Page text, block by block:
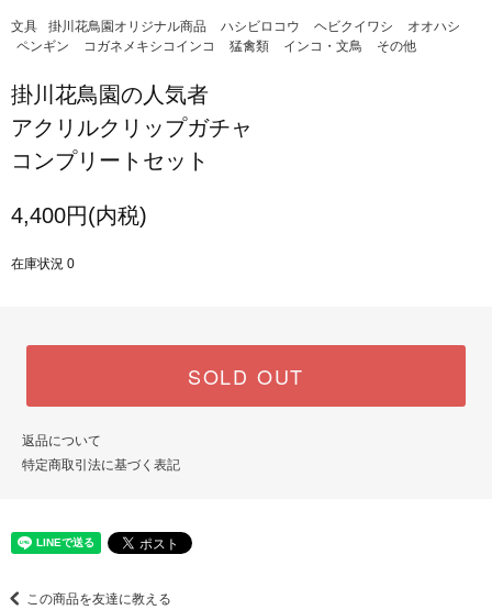
文具 掛川花鳥園オリジナル商品 ハシビロコウ ヘビクイワシ
オオハシ
ペンギン
コガネメキシコインコ 猛禽類 インコ・文鳥 その他
掛川花鳥園の人気者
アクリルクリップガチャ
コンプリートセット
4,400円(内税)
在庫状況 0
SOLD OUT
返品について
特定商取引法に基づく表記
この商品を友達に教える